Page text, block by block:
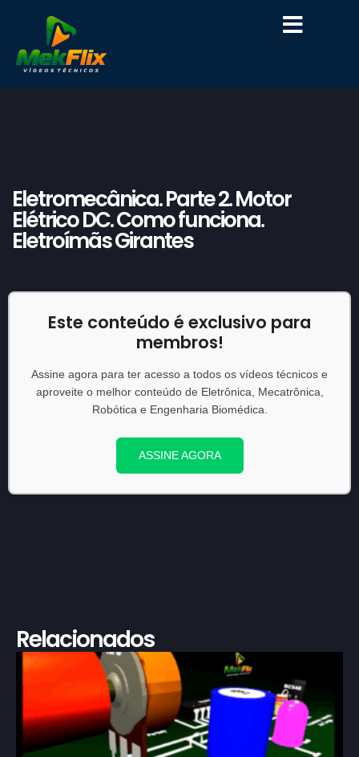
Eletromecânica. Parte 2. Motor
Elétrico DC. Como funciona.
Eletroímãs Girantes
Este conteúdo é exclusivo para
membros!
Assine agora para ter acesso a todos os vídeos técnicos e
aproveite o melhor conteúdo de Eletrônica, Mecatrônica,
Robótica e Engenharia Biomédica.
ASSINE AGORA
Relacionados